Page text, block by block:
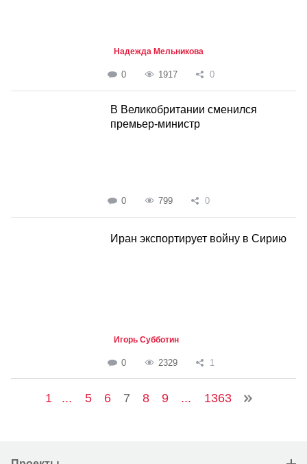
Надежда Мельникова
0 1917 0
В Великобритании сменился
премьер-министр
0 799 0
Иран экспортирует войну в Сирию
Игорь Субботин
0 2329 1
1 ... 5 6 7 8 9 ... 1363